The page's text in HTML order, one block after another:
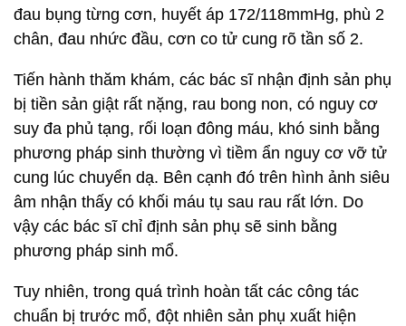
đau bụng từng cơn, huyết áp 172/118mmHg, phù 2
chân, đau nhức đầu, cơn co tử cung rõ tần số 2.
Tiến hành thăm khám, các bác sĩ nhận định sản phụ
bị tiền sản giật rất nặng, rau bong non, có nguy cơ
suy đa phủ tạng, rối loạn đông máu, khó sinh bằng
phương pháp sinh thường vì tiềm ẩn nguy cơ vỡ tử
cung lúc chuyển dạ. Bên cạnh đó trên hình ảnh siêu
âm nhận thấy có khối máu tụ sau rau rất lớn. Do
vậy các bác sĩ chỉ định sản phụ sẽ sinh bằng
phương pháp sinh mổ.
Tuy nhiên, trong quá trình hoàn tất các công tác
chuẩn bị trước mổ, đột nhiên sản phụ xuất hiện